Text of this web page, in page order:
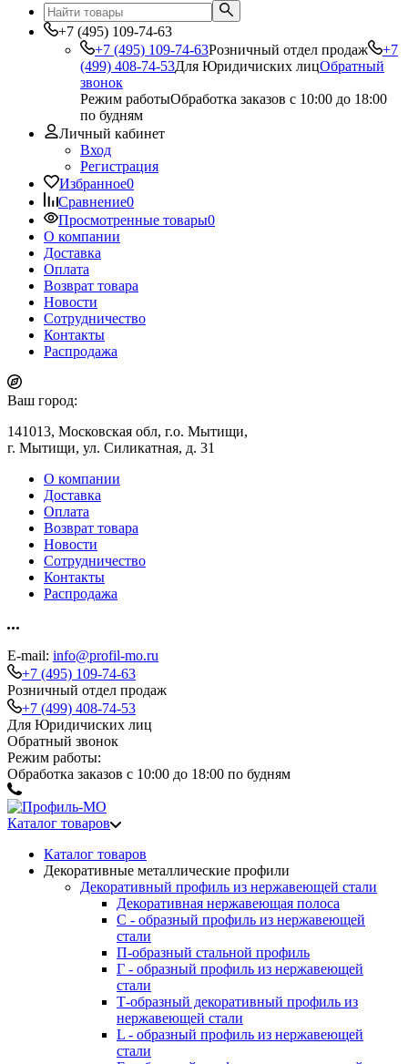
+7 (495) 109-74-63
+7 (495) 109-74-63Розничный отдел продаж
+7
(499) 408-74-53Для Юридичиских лицОбратный
звонок
Режим работыОбработка заказов с 10:00 до 18:00
по будням
Личный кабинет
Вход
Регистрация
Избранное0
Сравнение0
Просмотренные товары0
О компании
Доставка
Оплата
Возврат товара
Новости
Сотрудничество
Контакты
Распродажа
Ваш город:
141013, Московская обл, г.о. Мытищи,
г. Мытищи, ул. Силикатная, д. 31
О компании
Доставка
Оплата
Возврат товара
Новости
Сотрудничество
Контакты
Распродажа
E-mail: info@profil-mo.ru
+7 (495) 109-74-63
Розничный отдел продаж
+7 (499) 408-74-53
Для Юридичиских лиц
Обратный звонок
Режим работы:
Обработка заказов с 10:00 до 18:00 по будням
Каталог товаров
Каталог товаров
Декоративные металлические профили
Декоративный профиль из нержавеющей стали
Декоративная нержавеющая полоса
С - образный профиль из нержавеющей
стали
П-образный стальной профиль
Г - образный профиль из нержавеющей
стали
Т-образный декоративный профиль из
нержавеющей стали
L - образный профиль из нержавеющей
стали